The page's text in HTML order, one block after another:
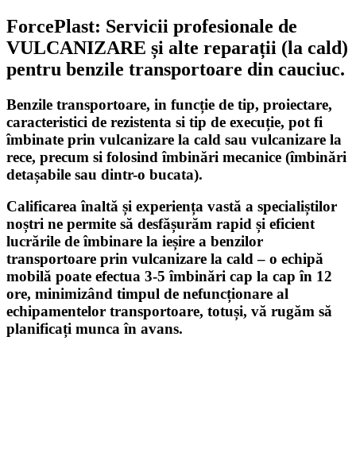
ForcePlast: Servicii profesionale de
VULCANIZARE și alte reparații (la cald)
pentru benzile transportoare din cauciuc.
Benzile transportoare, in funcție de tip, proiectare,
caracteristici de rezistenta si tip de execuție, pot fi
îmbinate prin vulcanizare la cald sau vulcanizare la
rece, precum si folosind îmbinări mecanice (îmbinări
detașabile sau dintr-o bucata).
Calificarea înaltă și experiența vastă a specialiștilor
noștri ne permite să desfășurăm rapid și eficient
lucrările de îmbinare la ieșire a benzilor
transportoare prin vulcanizare la cald – o echipă
mobilă poate efectua 3-5 îmbinări cap la cap în 12
ore, minimizând timpul de nefuncționare al
echipamentelor transportoare, totuși, vă rugăm să
planificați munca în avans.